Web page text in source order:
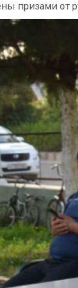
призами от